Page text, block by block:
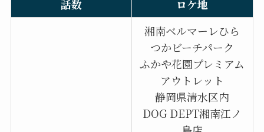
話数 ロケ地
湘南ベルマーレひら
つかビーチパーク
ふかや花園プレミアム
アウトレット
静岡県清水区内
DOG DEPT湘南江ノ